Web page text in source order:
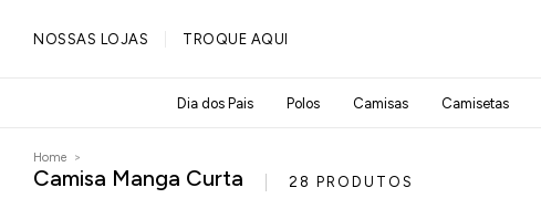
CONTEÚDO
NOSSAS LOJAS TROQUE AQUI
Dia dos Pais Polos Camisas Camisetas
Home >
Camisa Manga Curta 28 PRODUTOS